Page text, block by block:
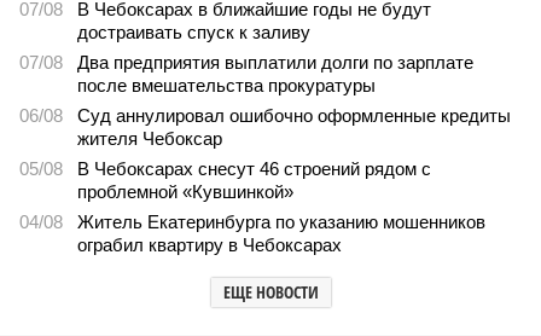
07/08
В Чебоксарах в ближайшие годы не будут
достраивать спуск к заливу
07/08
Два предприятия выплатили долги по зарплате
после вмешательства прокуратуры
06/08
Суд аннулировал ошибочно оформленные кредиты
жителя Чебоксар
05/08
В Чебоксарах снесут 46 строений рядом с
проблемной «Кувшинкой»
04/08
Житель Екатеринбурга по указанию мошенников
ограбил квартиру в Чебоксарах
ЕЩЕ НОВОСТИ